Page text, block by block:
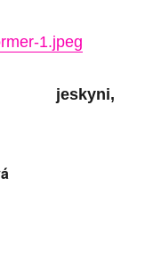
1.jpeg